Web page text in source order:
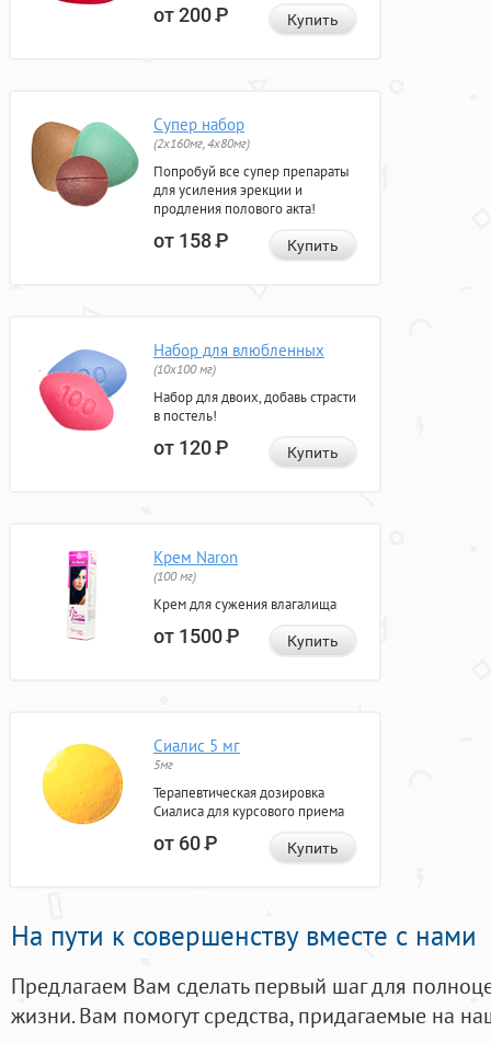
от 200Р Купить
Супер набор
(2х160мг, 4х80мг)
Попробуй все супер препараты
для усиления эрекции и
продления полового акта!
от 158Р Купить
Набор для влюбленных
(10х100 мг)
Набор для двоих, добавь страсти
в постель!
от 120Р Купить
Крем Naron
(100 мг)
Крем для сужения влагалища
от 1500Р Купить
Сиалис 5 мг
5мг
Терапевтическая дозировка
Сиалиса для курсового приема
от 60Р Купить
На пути к совершенству вместе с нами
Предлагаем Вам сделать первый шаг для
жизни. Вам помогут средства, придагаемые на